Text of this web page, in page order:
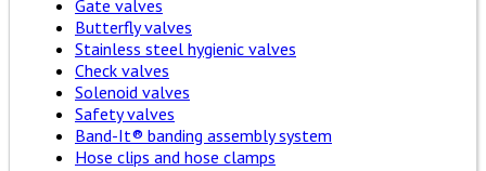
Gate valves
Butterfly valves
Stainless steel hygienic valves
Check valves
Solenoid valves
Safety valves
Band-It® banding assembly system
Hose clips and hose clamps